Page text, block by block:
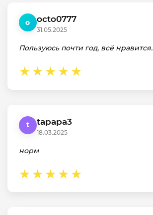
o octo0777
31.05.2025
Пользуюсь почти год, всё нравится.
t tapapa3
18.03.2025
норм